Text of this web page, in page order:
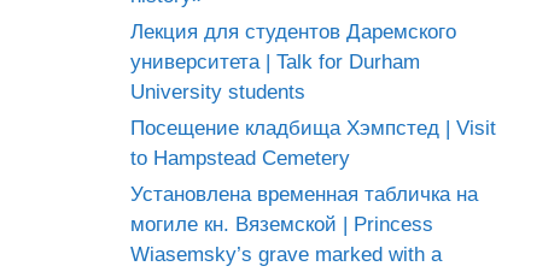
Лекция для студентов Даремского
университета | Talk for Durham
University students
Посещение кладбища Хэмпстед | Visit
to Hampstead Cemetery
Установлена временная табличка на
могиле кн. Вяземской | Princess
Wiasemsky’s grave marked with a